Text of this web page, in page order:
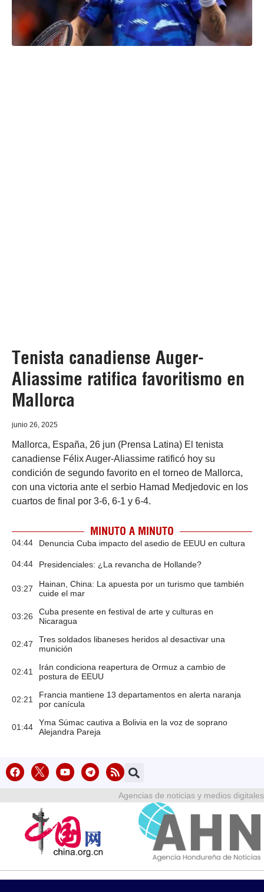
Tenista canadiense Auger-
Aliassime ratifica favoritismo en
Mallorca
junio 26, 2025
Mallorca, España, 26 jun (Prensa Latina) El tenista
canadiense Félix Auger-Aliassime ratificó hoy su
condición de segundo favorito en el torneo de Mallorca,
con una victoria ante el serbio Hamad Medjedovic en los
cuartos de final por 3-6, 6-1 y 6-4.
MINUTO A MINUTO
04:44 Denuncia Cuba impacto del asedio de EEUU en cultura
04:44 Presidenciales: ¿La revancha de Hollande?
03:27
Hainan, China: La apuesta por un turismo que también
cuide el mar
03:26
Cuba presente en festival de arte y culturas en
Nicaragua
02:47
Tres soldados libaneses heridos al desactivar una
munición
02:41
Irán condiciona reapertura de Ormuz a cambio de
postura de EEUU
02:21
Francia mantiene 13 departamentos en alerta naranja
por canícula
01:44
Yma Súmac cautiva a Bolivia en la voz de soprano
Alejandra Pareja
Agencias de noticias y medios digitales